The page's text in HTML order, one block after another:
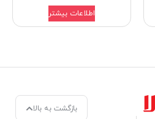
بازگشت به بالا